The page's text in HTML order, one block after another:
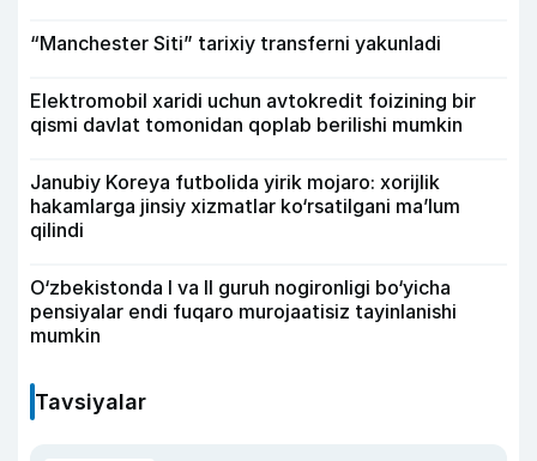
“Manchester Siti” tarixiy transferni yakunladi
Elektromobil xaridi uchun avtokredit foizining bir
qismi davlat tomonidan qoplab berilishi mumkin
Janubiy Koreya futbolida yirik mojaro: xorijlik
hakamlarga jinsiy xizmatlar ko‘rsatilgani ma’lum
qilindi
O‘zbekistonda I va II guruh nogironligi bo‘yicha
pensiyalar endi fuqaro murojaatisiz tayinlanishi
mumkin
Tavsiyalar